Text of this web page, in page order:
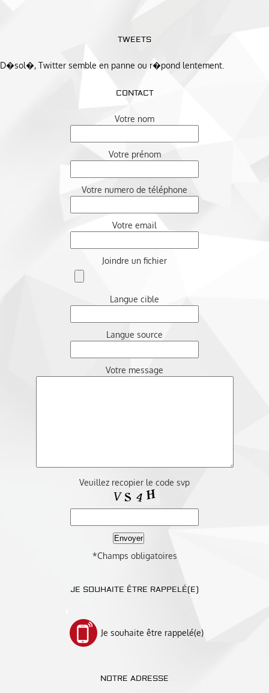
TWEETS
D�sol�, Twitter semble en panne ou r�pond lentement.
CONTACT
Votre nom
Votre prénom
Votre numero de téléphone
Votre email
Joindre un fichier
Langue cible
Langue source
Votre message
Veuillez recopier le code svp
*Champs obligatoires
JE SOUHAITE ÊTRE RAPPELÉ(E)
Je souhaite être rappelé(e)
NOTRE ADRESSE